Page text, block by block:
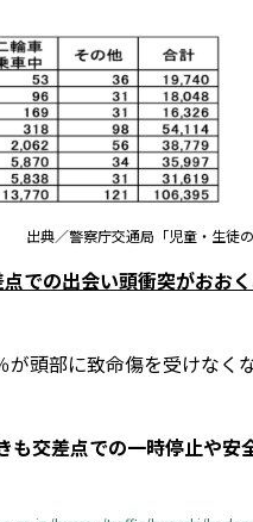
出典／警察庁交通局「児童・生徒
点での出会い頭衝突がおお
頭部に致命傷を受けなく
交差点での一時停止や安